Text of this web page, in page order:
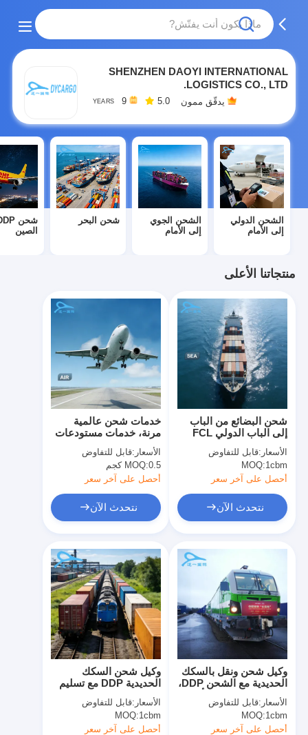
SHENZHEN DAOYI INTERNATIONAL
LOGISTICS CO., LTD.
9
YEARS 5.0 يدقّق ممون
الشحن الدولي
إلى الأمام
الشحن الجوي
إلى الأمام
شحن البحر
الصين
منتجاتنا الأعلى
خدمات شحن عالمية
مرنة، خدمات مستودعات
دولية موثوقة
الأسعار:قابل للتفاوض
MOQ:0.5 كجم
أحصل على آخر سعر
نتحدث الآن
شحن البضائع من الباب
إلى الباب الدولي FCL
ملبورن 20gp 40gp 40hq
الأسعار:قابل للتفاوض
MOQ:1cbm
أحصل على آخر سعر
نتحدث الآن
وكيل شحن السكك
الحديدية DDP مع تسليم
الرسوم المدفوعة وحل
متكامل للوجهات العالمية
الأسعار:قابل للتفاوض
MOQ:1cbm
أحصل على آخر سعر
وكيل شحن ونقل بالسكك
الحديدية مع الشحن DDP،
والتوصيل في جميع أنحاء
العالم، وحل متكامل من
الصين إلى أوروبا
الأسعار:قابل للتفاوض
MOQ:1cbm
أحصل على آخر سعر